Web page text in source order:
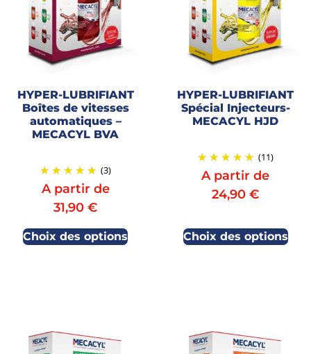
HYPER-LUBRIFIANT
Boîtes de vitesses
automatiques –
MECACYL BVA
(3)
A partir de
31,90€
Choix des options
HYPER-LUBRIFIANT
Spécial Injecteurs-
MECACYL HJD
(11)
A partir de
24,90€
Choix des options